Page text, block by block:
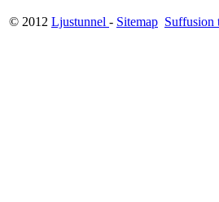
© 2012 Ljustunnel - Sitemap Suffusion